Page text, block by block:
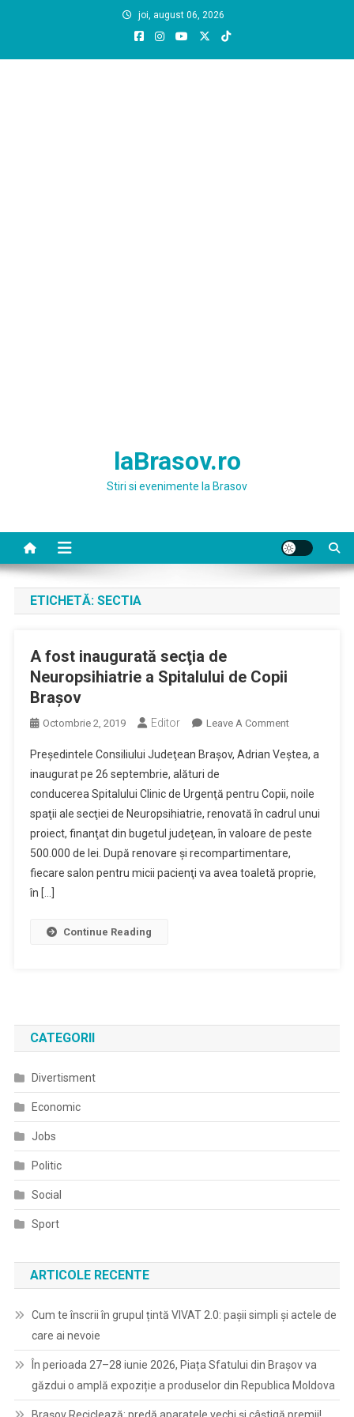
joi, august 06, 2026
laBrasov.ro
Stiri si evenimente la Brasov
ETICHETĂ: SECTIA
A fost inaugurată secţia de
Neuropsihiatrie a Spitalului de Copii
Braşov
Octombrie 2, 2019 Editor Leave A CommentOn
Fost
Secţia
De
Spitalului
Preşedintele Consiliului Judeţean Braşov, Adrian Veştea, a
inaugurat pe 26 septembrie, alături de
conducerea Spitalului Clinic de Urgenţă pentru Copii, noile
spaţii ale secţiei de Neuropsihiatrie, renovată în cadrul unui
proiect, finanţat din bugetul judeţean, în valoare de peste
500.000 de lei. După renovare şi recompartimentare,
fiecare salon pentru micii pacienţi va avea toaletă proprie,
în […]
Continue Reading
CATEGORII
Divertisment
Economic
Jobs
Politic
Social
Sport
ARTICOLE RECENTE
Cum te înscrii în grupul țintă VIVAT 2.0: pașii simpli și actele de
care ai nevoie
În perioada 27–28 iunie 2026, Piața Sfatului din Brașov va
găzdui o amplă expoziție a produselor din Republica Moldova